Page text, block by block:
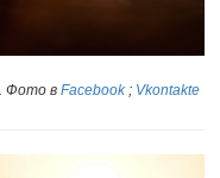
Фото в Facebook ; Vkontakte